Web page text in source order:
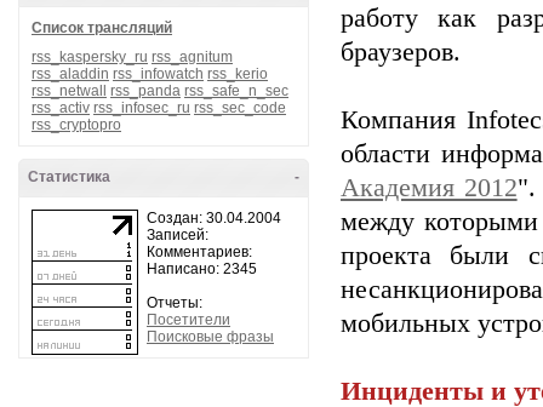
Список трансляций
rss_kaspersky_ru rss_agnitum
rss_aladdin rss_infowatch rss_kerio
rss_netwall
rss_panda rss_safe_n_sec
rss_activ rss_infosec_ru rss_sec_code
rss_cryptopro
-
Статистика
Создан: 30.04.2004
Записей:
Комментариев:
Написано: 2345
Отчеты:
Посетители
Поисковые фразы
работу как
браузеров.
Компания
области
Академия 2012".
между которыми
проекта были
мобильных
Инциденты и